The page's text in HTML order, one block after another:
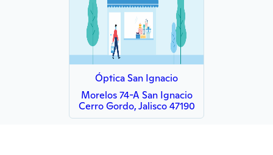
Óptica San Ignacio
Morelos 74-A San Ignacio
Cerro Gordo, Jalisco 47190